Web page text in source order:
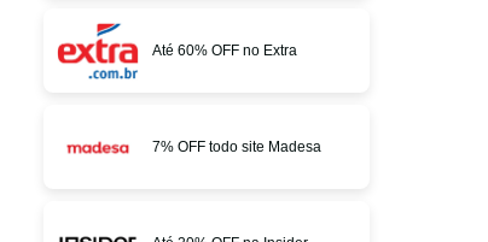
Até 60% OFF no Extra
7% OFF todo site Madesa